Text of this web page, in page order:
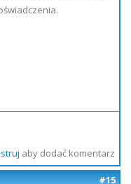
aby dodać komentarz
#15